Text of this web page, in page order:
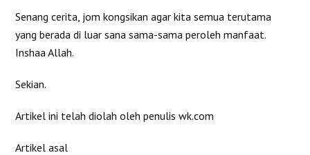
Senang cerita, jom kongsikan agar kita semua terutama
yang berada di luar sana sama-sama peroleh manfaat.
Inshaa Allah.
Sekian.
Artikel ini telah diolah oleh penulis wk.com
Artikel asal